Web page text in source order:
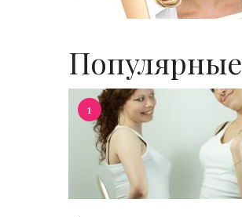
Популярные
1